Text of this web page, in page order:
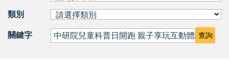
類別
關鍵字 查詢